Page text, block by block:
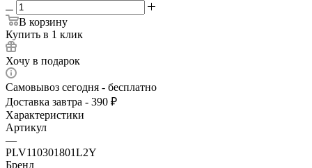
В корзину
Купить в 1 клик
Хочу в подарок
Самовывоз сегодня - бесплатно
Доставка завтра - 390 ₽
Характеристики
Артикул
—
PLV110301801L2Y
Бренд